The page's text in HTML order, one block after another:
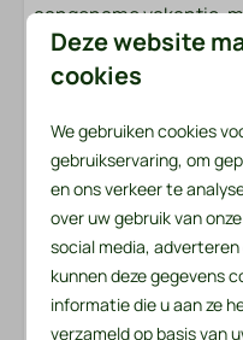
Veiligheid
Brandblusser
Rookmelder
Verwarming
Airconditioning
Centrale
aangename vakantie,
een comfortabele
onvergetelijk zullen
Beddengoed en
Het
hoeslaken, een
In het
een grote handdoek.
keukenhanddoek en
Deze website
cookies
We gebruiken cookies
gebruikservaring, om
en ons verkeer te
over uw gebruik van
social media,
kunnen deze gegevens
informatie die u aan ze
verzameld op basis van